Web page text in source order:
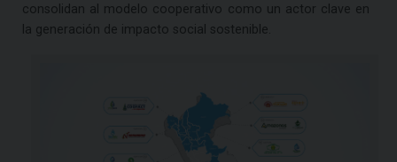
consolidan al modelo cooperativo como un actor clave en
la generación de impacto social sostenible.